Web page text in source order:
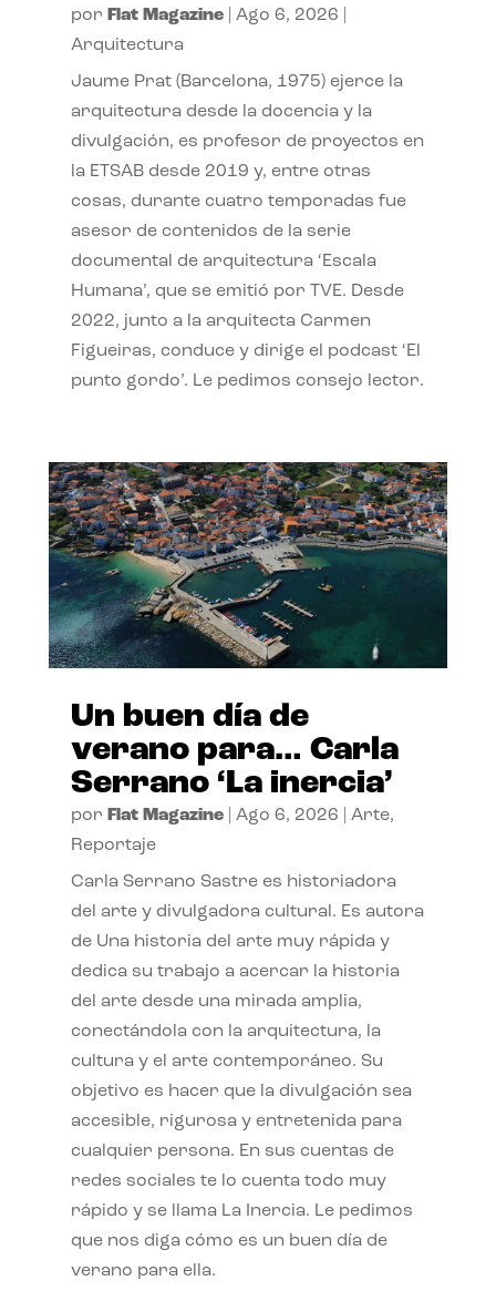
por Flat Magazine| Ago 6, 2026
Arquitectura
Jaume Prat (Barcelona, 1975) ejerce la
arquitectura desde la docencia y la
divulgación, es profesor de proyectos en
la ETSAB desde 2019 y, entre otras
cosas, durante cuatro temporadas fue
asesor de contenidos de la serie
documental de arquitectura ‘Escala
Humana’, que se emitió por TVE. Desde
2022, junto a la arquitecta Carmen
Figueiras, conduce y dirige el podcast ‘El
punto gordo’. Le pedimos consejo lector.
Un buen día de
verano para… Carla
Serrano ‘La inercia’
por Flat Magazine| Ago 6, 2026 Arte,
Reportaje
Carla Serrano Sastre es historiadora
del arte y divulgadora cultural. Es autora
de Una historia del arte muy rápida y
dedica su trabajo a acercar la historia
del arte desde una mirada amplia,
conectándola con la arquitectura, la
cultura y el arte contemporáneo. Su
objetivo es hacer que la divulgación sea
accesible, rigurosa y entretenida para
cualquier persona. En sus cuentas de
redes sociales te lo cuenta todo muy
rápido y se llama La Inercia. Le pedimos
que nos diga cómo es un buen día de
verano para ella.